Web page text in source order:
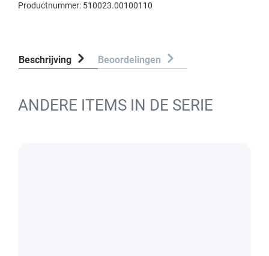
Productnummer: 510023.00100110
Beschrijving Beoordelingen
ANDERE ITEMS IN DE SERIE